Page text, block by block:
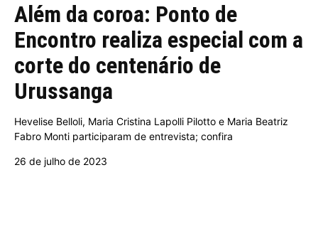
Além da coroa: Ponto de
Encontro realiza especial com a
corte do centenário de
Urussanga
Hevelise Belloli, Maria Cristina Lapolli Pilotto e Maria Beatriz
Fabro Monti participaram de entrevista; confira
26 de julho de 2023